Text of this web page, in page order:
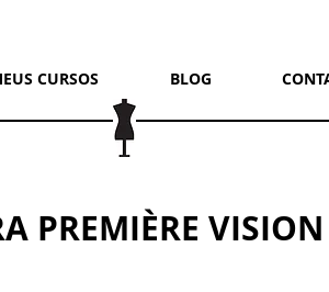
CURSOS BLOG
PREMIÈRE VISION